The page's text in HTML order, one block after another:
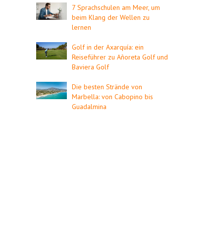
7 Sprachschulen am Meer, um
beim Klang der Wellen zu
lernen
Golf in der Axarquía: ein
Reiseführer zu Añoreta Golf und
Baviera Golf
Die besten Strände von
Marbella: von Cabopino bis
Guadalmina